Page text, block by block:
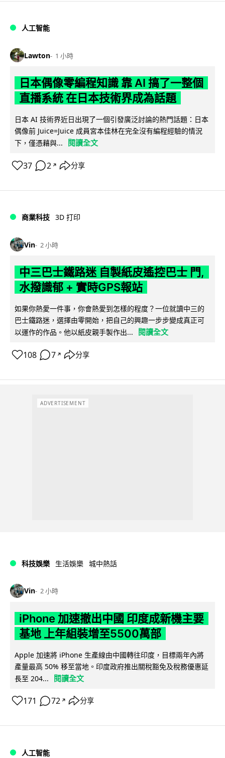
人工智能
Lawton 1 小時
日本偶像零編程知識 靠 AI 搞了一整個
直播系統 在日本技術界成為話題
日本 AI 技術界近日出現了一個引發廣泛討論的熱門話題：日本
偶像前 Juice=Juice 成員宮本佳林在完全沒有編程經驗的情況
下，僅憑藉與...
閱讀全文
37 2 ↗ 分享
商業科技 3D 打印
Vin 2 小時
中三巴士鐵路迷 自製紙皮遙控巴士 門,
水撥識郁 + 實時GPS報站
如果你熱愛一件事，你會熱愛到怎樣的程度？一位就讀中三的
巴士鐵路迷，選擇由零開始，把自己的興趣一步步變成真正可
以運作的作品。他以紙皮親手製作出...
閱讀全文
108 7 ↗ 分享
ADVERTISEMENT
科技娛樂 生活娛樂 城中熱話
Vin 2 小時
iPhone 加速撤出中國 印度成新機主要
基地 上年組裝增至5500萬部
Apple 加速將 iPhone 生產線由中國轉往印度，目標兩年內將
產量最高 50% 移至當地。印度政府推出關稅豁免及稅務優惠延
長至 204...
閱讀全文
171 72 ↗ 分享
人工智能